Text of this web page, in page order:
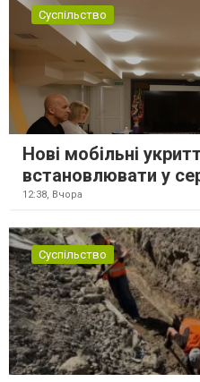
Суспільство
Нові мобільні
встановлювати у
12:38, Вчора
Суспільство